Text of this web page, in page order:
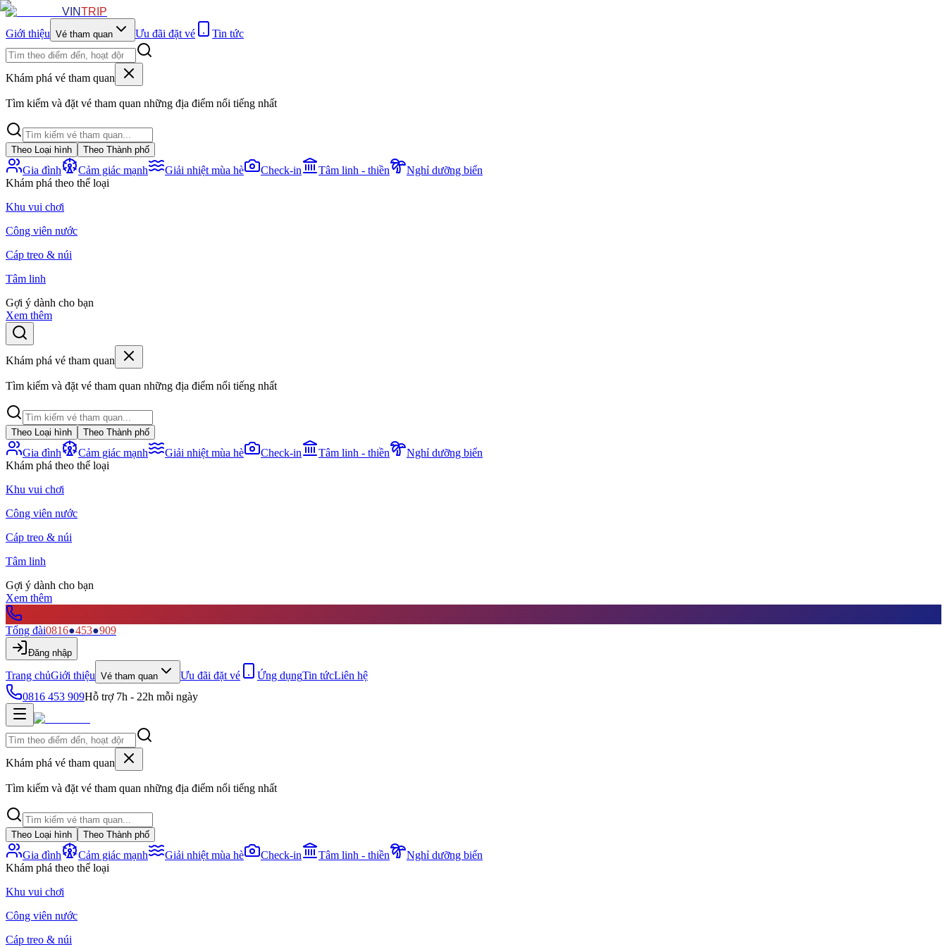
VINTRIP
Giới thiệu Vé tham quan Ưu đãi đặt vé Tin tức
Khám phá vé tham quan
Tìm kiếm và đặt vé tham quan những địa điểm nổi tiếng nhất
Theo Loại hình Theo Thành phố
Gia đình Cảm giác mạnh Giải nhiệt mùa hè Check-in Tâm linh - thiền
Nghỉ dưỡng biển
Khám phá theo thể loại
Khu vui chơi
Công viên nước
Cáp treo & núi
Tâm linh
Gợi ý dành cho bạn
Xem thêm
Khám phá vé tham quan
Tìm kiếm và đặt vé tham quan những địa điểm nổi tiếng nhất
Theo Loại hình Theo Thành phố
Gia đình Cảm giác mạnh Giải nhiệt mùa hè Check-in Tâm linh - thiền
Nghỉ dưỡng biển
Khám phá theo thể loại
Khu vui chơi
Công viên nước
Cáp treo & núi
Tâm linh
Gợi ý dành cho bạn
Xem thêm
Tổng đài0816●453●909
Đăng nhập
Trang chủGiới thiệu Vé tham quan Ưu đãi đặt vé Ứng dụngTin tứcLiên hệ
0816 453 909Hỗ trợ 7h - 22h mỗi ngày
Khám phá vé tham quan
Tìm kiếm và đặt vé tham quan những địa điểm nổi tiếng nhất
Theo Loại hình Theo Thành phố
Gia đình Cảm giác mạnh Giải nhiệt mùa hè Check-in Tâm linh - thiền
Nghỉ dưỡng biển
Khám phá theo thể loại
Khu vui chơi
Công viên nước
Cáp treo & núi